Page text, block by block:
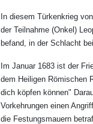
In diesem Türkenkrieg
der Teilnahme (Onkel)
befand, in der Schlacht
Im Januar 1683 ist der
dem Heiligen Römischen
dich köpfen können"
Vorkehrungen einen
die Festungsmauern